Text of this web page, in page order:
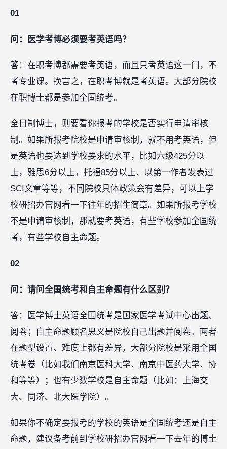
01
问：医学考博必须要考英语吗？
答：在职考博都需要考英语，而且只考英语这一门，不
考专业课。换言之，在职考博就是考英语。大部分院校
在职博士都是参加全国统考。
全日制博士，则要看你报考的学校是否实行申请审核
制。如果所报考院校是申请审核制，就不用考英语，但
是英语也要达到学校要求的水平，比如六级425分以
上，雅思6分以上，托福85分以上、以第一作者发表过
SCI文章等等，不同院校具体政策会有差异，可以上学
校研招办官网看一下往年的招生简章。如果所报考学校
不是申请审核制，那就要考英语，有些学校参加全国统
考，有些学校自主命题。
02
问：请问全国统考和自主命题有什么区别？
答：医学博士英语全国统考是国家医学考试中心出题、
阅卷；自主命题顾名思义是院校自己出题并阅卷。两者
在题型设置、难度上都有差异，大部分院校是采用全国
统考卷（比如我们南京医科大学、南京中医药大学、协
和等等）；也有少数学校是自主命题（比如：上海交
大、同济、北大医学院）。
如果你不确定要报考的学校的英语是全国统考还是自主
命题，建议备考前到学校研招办官网看一下去年的博士